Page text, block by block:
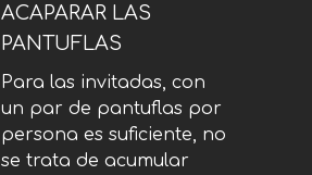
ACAPARAR LAS
PANTUFLAS
Para las invitadas, con
un par de pantuflas por
persona es suficiente, no
se trata de acumular